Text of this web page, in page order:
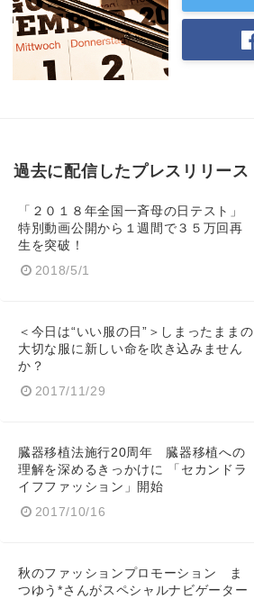
過去に配信したプレスリリース
「２０１８年全国一斉母の日テスト」
特別動画公開から１週間で３５万回再
生を突破！
2018/5/1
＜今日は“いい服の日”＞しまったままの
大切な服に新しい命を吹き込みません
か？
2017/11/29
臓器移植法施行20周年 臓器移植への
理解を深めるきっかけに 「セカンドラ
イフファッション」開始
2017/10/16
秋のファッションプロモーション ま
つゆう*さんがスペシャルナビゲーター
English